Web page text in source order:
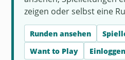
zeigen oder selbst eine
Runden ansehen
Want to Play